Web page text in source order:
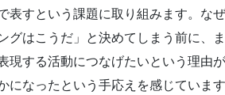
表すという課題に取り組みます。な
グはこうだ」と決めてしまう前に、
現する活動につなげたいという理由
なったという手応えを感じています